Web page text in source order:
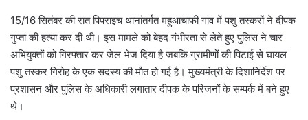
15/16 सितंबर की रात पिपराइच थानांतर्गत महुआचाफी गांव में पशु तस्करों ने दीपक
गुप्ता की हत्या कर दी थी। इस मामले को बेहद गंभीरता से लेते हुए पुलिस ने चार
अभियुक्तों को गिरफ्तार कर जेल भेज दिया है जबकि ग्रामीणों की पिटाई से घायल
पशु तस्कर गिरोह के एक सदस्य की मौत हो गई है। मुख्यमंत्री के दिशानिर्देश पर
प्रशासन और पुलिस के अधिकारी लगातार दीपक के परिजनों के सम्पर्क में बने हुए
थे।